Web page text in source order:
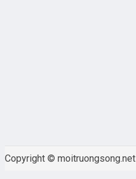
Copyright © moitruongsong.net